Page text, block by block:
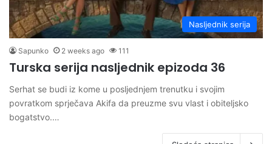
Nasljednik serija
Sapunko 2 weeks ago 111
Turska serija nasljednik epizoda 36
Serhat se budi iz kome u posljednjem trenutku i svojim
povratkom sprječava Akifa da preuzme svu vlast i obiteljsko
bogatstvo.…